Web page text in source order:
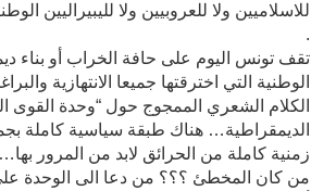
للاسلاميين ولا للعروبيين ولا لليبيراليين
.
تقف تونس اليوم على حافة الخراب أو بناء
الوطنية التي اخترقتها جميعا الانتهازية
الكلام الشعري الممجوج حول “وحدة القوى
الديمقراطية… هناك طبقة سياسية كاملة
زمنية كاملة من الحرائق لابد من المرور بها…
من كان المخطئ ؟؟؟ من دعا الى الوحدة